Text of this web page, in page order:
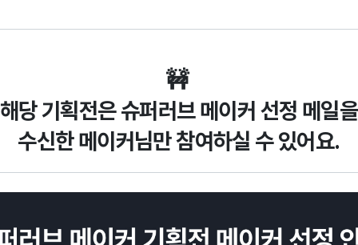
🚧
해당 기획전은 슈퍼러브 메이커 선정 메일을
수신한 메이커님만 참여하실 수 있어요.